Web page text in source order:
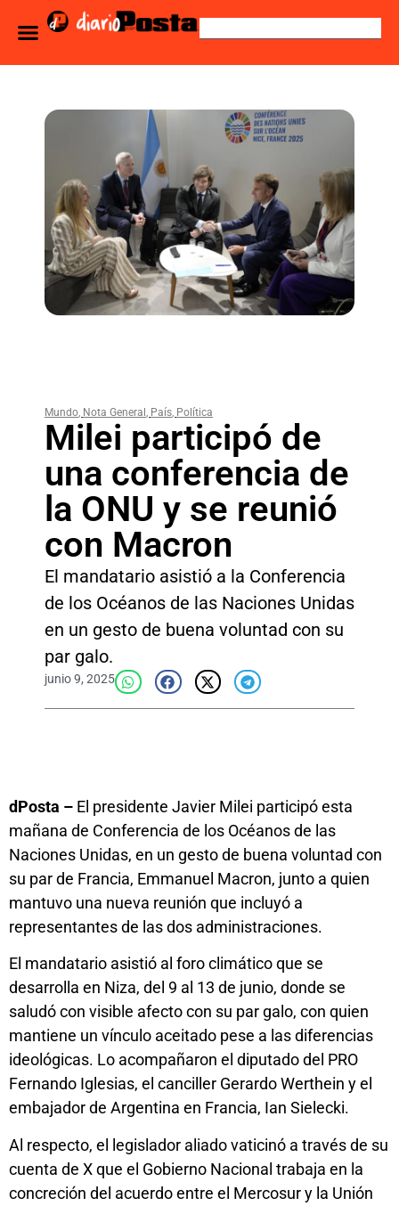
Mundo, Nota General , País, Política
Milei participó de
una conferencia de
la ONU y se reunió
con Macron
El mandatario asistió a la Conferencia
de los Océanos de las Naciones Unidas
en un gesto de buena voluntad con su
par galo.
junio 9, 2025
dPosta – El presidente Javier Milei participó esta
mañana de Conferencia de los Océanos de las
Naciones Unidas, en un gesto de buena voluntad con
su par de Francia, Emmanuel Macron, junto a quien
mantuvo una nueva reunión que incluyó a
representantes de las dos administraciones.
El mandatario asistió al foro climático que se
desarrolla en Niza, del 9 al 13 de junio, donde se
saludó con visible afecto con su par galo, con quien
mantiene un vínculo aceitado pese a las diferencias
ideológicas. Lo acompañaron el diputado del PRO
Fernando Iglesias, el canciller Gerardo Werthein y el
embajador de Argentina en Francia, Ian Sielecki.
Al respecto, el legislador aliado vaticinó a través de su
cuenta de X que el Gobierno Nacional trabaja en la
concreción del acuerdo entre el Mercosur y la Unión